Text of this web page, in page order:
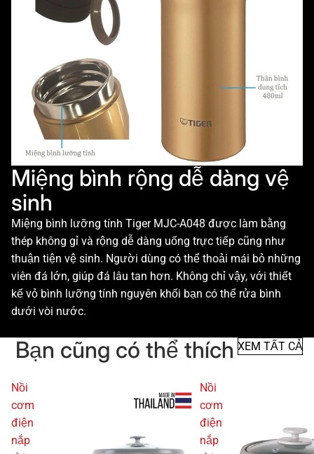
Miệng bình rộng dễ dàng vệ
sinh
Miệng bình lưỡng tính Tiger MJC-A048 được làm bằng
thép không gỉ và rộng dễ dàng uống trực tiếp cũng như
thuận tiện vệ sinh. Người dùng có thể thoải mái bỏ những
viên đá lớn, giúp đá lâu tan hơn. Không chỉ vậy, với thiết
kế vỏ bình lưỡng tính nguyên khối bạn có thể rửa bình
dưới vòi nước.
Bạn cũng có thể thích XEM TẤT CẢ
Nồi
cơm
điện
nắp
Nồi
cơm
điện
nắp